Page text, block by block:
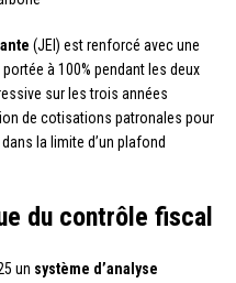
(JEI) est renforcé avec une
à 100% pendant les deux
sur les trois années
de cotisations patronales pour
la limite d’un plafond
du contrôle fiscal
un système d’analyse